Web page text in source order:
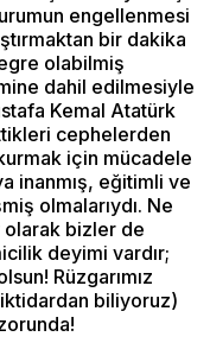
engellenmesi
bir dakika
olabilmiş
dahil edilmesiyle
Kemal Atatürk
cephelerden
için mücadele
inanmış, eğitimli ve
olmalarıydı. Ne
olarak bizler de
deyimi vardır;
Rüzgarımız
iktidardan biliyoruz)